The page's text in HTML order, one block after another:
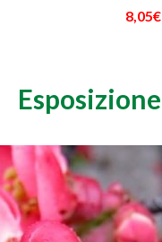
8,05€
Esposizione